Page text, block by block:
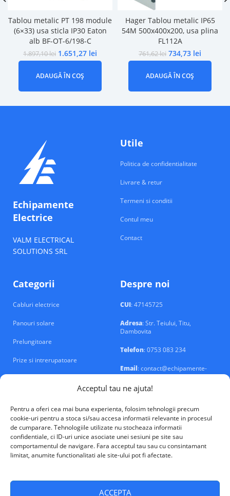
Acceptul tau ne ajuta!
Pentru a oferi cea mai buna experienta, folosim tehnologii precum
cookie-uri pentru a stoca si/sau accesa informatii relevante in procesul
de cumparare. Tehnologiile utilizate nu stocheaza informatii
confidentiale, ci ID-uri unice asociate unei sesiuni pe site sau
comportamentul de navigare. Fara acceptul tau sau cu consintamant
limitat, anumite functionalitati ale site-ului pot fi afectate.
ACCEPTA
Tablou metalic PT 198 module
(6×33) usa sticla IP30 Eaton
alb BF-OT-6/198-C
1.897,10lei 1.651,27 lei
ADAUGĂ ÎN COȘ
Hager Tablou metalic IP65
54M 500x400x200, usa plina
FL112A
761,62lei 734,73 lei
ADAUGĂ ÎN COȘ
Echipamente
Electrice
VALM ELECTRICAL
SOLUTIONS SRL
Utile
Politica de confidentialitate
Livrare & retur
Termeni si conditii
Contul meu
Contact
Categorii
Cabluri electrice
Panouri solare
Prelungitoare
Prize si intrerupatoare
Despre noi
CUI: 47145725
Adresa: Str. Teiului, Titu,
Dambovita
Telefon: 0753 083 234
Email: contact@echipamente-
electrice.ro
VALM Electrical Solutions © 2026